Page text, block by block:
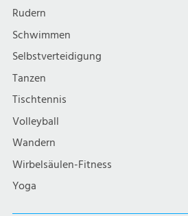
Rudern
Schwimmen
Selbstverteidigung
Tanzen
Tischtennis
Volleyball
Wandern
Wirbelsäulen-Fitness
Yoga